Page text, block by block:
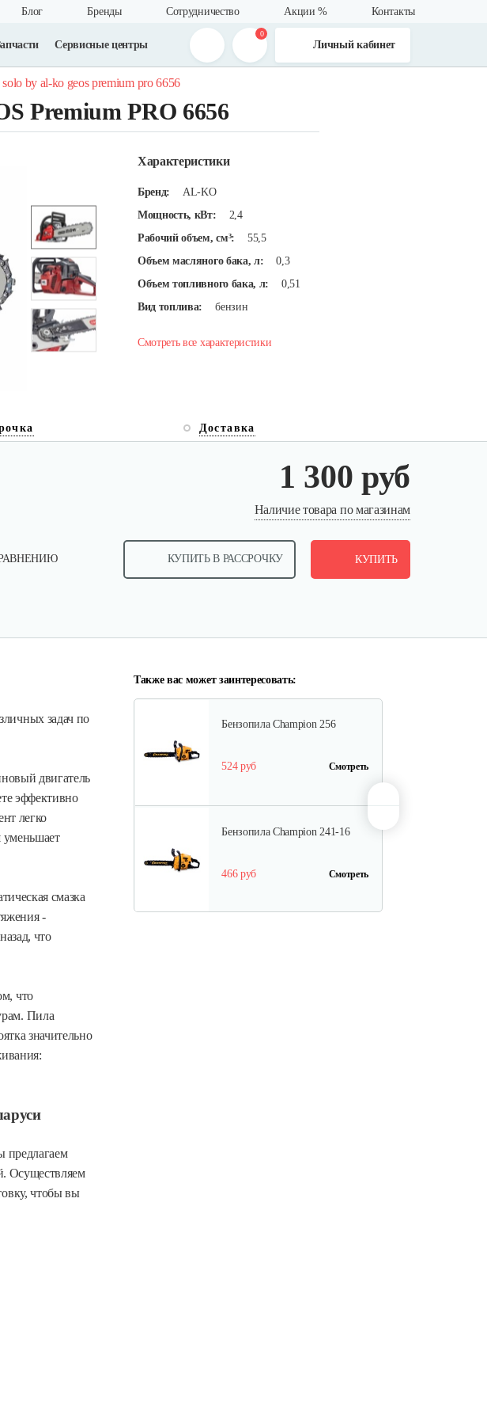
Блог Бренды Сотрудничество Акции % Контакты
Сервисные центры
0
Личный кабинет
by al-ko geos premium pro 6656
Premium PRO 6656
Характеристики
Бренд:
AL-KO
Мощность, кВт:
2,4
Рабочий объем, см³:
55,5
Объем масляного бака, л:
0,3
Объем топливного бака, л:
0,51
Вид топлива:
бензин
Смотреть все характеристики
Доставка
1 300 руб
Наличие товара по магазинам
КУПИТЬ В РАССРОЧКУ КУПИТЬ
задач по
двигатель
эффективно
легко
уменьшает
смазка
-
что
что
Пила
значительно
предлагаем
Осуществляем
чтобы вы
Также вас может заинтересовать:
Пила бензиновая Solo by Al-ko
620 руб Смотреть
Бензопила Champion 256
524 руб Смотреть
Бензопила Champion 241-16
466 руб Смотреть